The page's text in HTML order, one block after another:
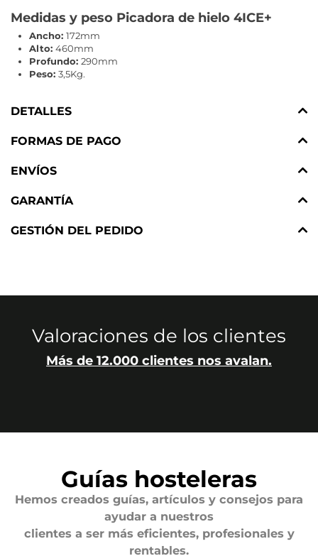
Medidas y peso Picadora de hielo 4ICE+
Ancho: 172mm
Alto: 460mm
Profundo: 290mm
Peso: 3,5Kg.
DETALLES
FORMAS DE PAGO
ENVÍOS
GARANTÍA
GESTIÓN DEL PEDIDO
Valoraciones de los clientes
Más de 12.000 clientes nos avalan.
Guías hosteleras
Hemos creados guías, artículos y consejos para
ayudar a nuestros
clientes a ser más eficientes, profesionales y
rentables.